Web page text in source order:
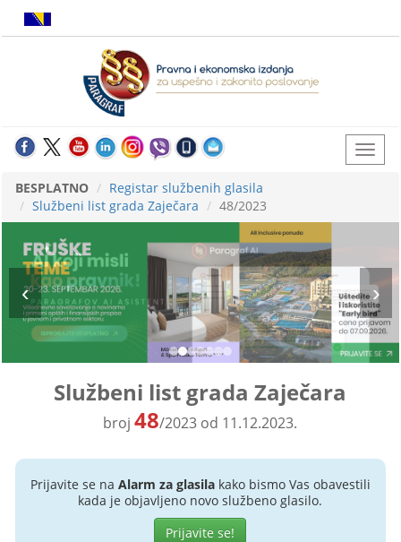
BESPLATNO
Registar službenih glasila
Službeni list grada Zaječara
48/2023
Službeni list grada Zaječara
broj48/2023 od 11.12.2023.
Prijavite se na Alarm za glasilakako bismo Vas obavestili
kada je objavljeno novo službeno glasilo.
Prijavite se!